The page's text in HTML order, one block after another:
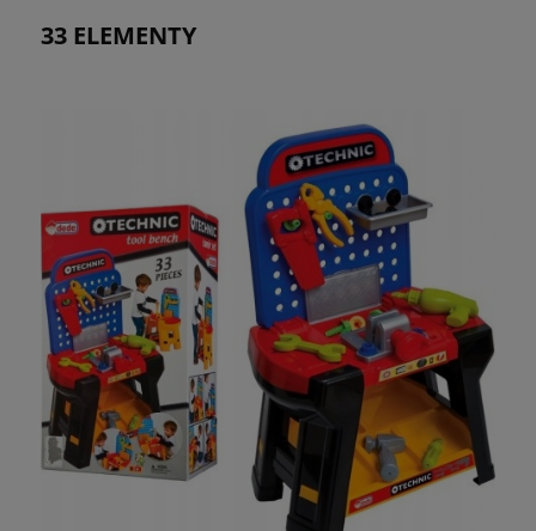
33 ELEMENTY